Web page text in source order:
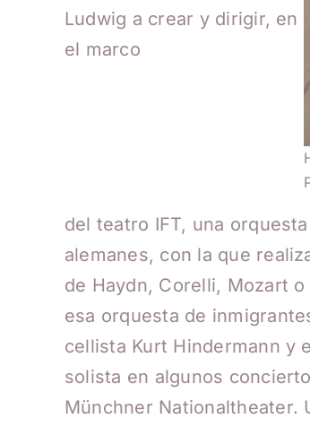
Ludwig a crear y dirigir, en
el marco
del teatro IFT, una
alemanes, con la que
de Haydn, Corelli, Mozart
esa orquesta de
cellista Kurt Hindermann y
solista en algunos
Münchner Nationaltheater.